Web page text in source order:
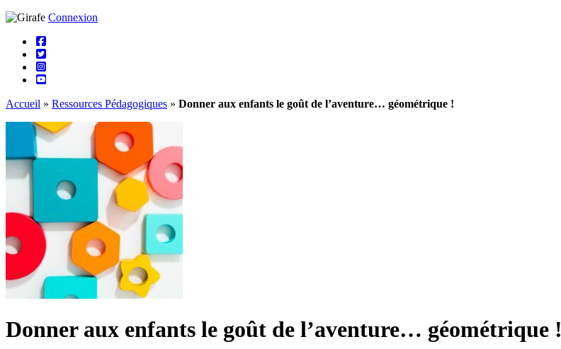
Connexion
Accueil » Ressources Pédagogiques » Donner aux enfants le goût de l’aventure… géométrique !
Donner aux enfants le goût de l’aventure… géométrique !